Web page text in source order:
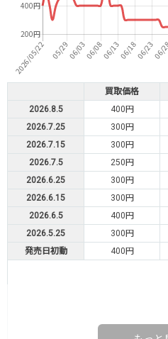
買取価格
2026.8.5
400円
2026.7.25
300円
2026.7.15
300円
2026.7.5
250円
2026.6.25
300円
2026.6.15
300円
2026.6.5
400円
2026.5.25
300円
発売日初動
400円